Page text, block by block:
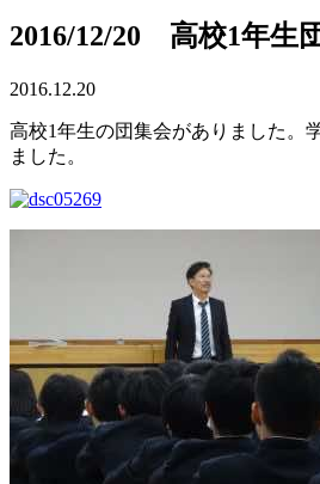
2016/12/20 高校1年生
2016.12.20
高校1年生の団集会がありました。
ました。